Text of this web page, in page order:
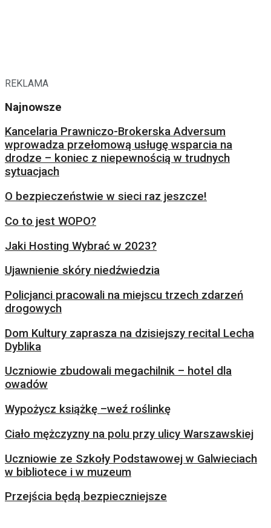
REKLAMA
Najnowsze
Kancelaria Prawniczo-Brokerska Adversum
wprowadza przełomową usługę wsparcia na
drodze – koniec z niepewnością w trudnych
sytuacjach
O bezpieczeństwie w sieci raz jeszcze!
Co to jest WOPO?
Jaki Hosting Wybrać w 2023?
Ujawnienie skóry niedźwiedzia
Policjanci pracowali na miejscu trzech zdarzeń
drogowych
Dom Kultury zaprasza na dzisiejszy recital Lecha
Dyblika
Uczniowie zbudowali megachilnik – hotel dla
owadów
Wypożycz książkę –weź roślinkę
Ciało mężczyzny na polu przy ulicy Warszawskiej
Uczniowie ze Szkoły Podstawowej w Galwieciach
w bibliotece i w muzeum
Przejścia będą bezpieczniejsze